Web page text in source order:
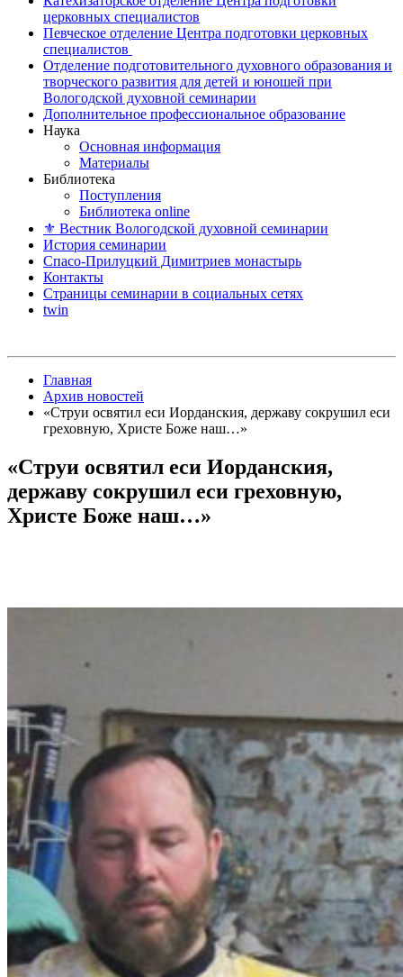
церковных специалистов
Певческое отделение Центра подготовки церковных
специалистов
Отделение подготовительного духовного образования и
творческого развития для детей и юношей при
Вологодской духовной семинарии
Дополнительное профессиональное образование
Наука
Основная информация
Материалы
Библиотека
Поступления
Библиотека online
⚜ Вестник Вологодской духовной семинарии
История семинарии
Спасо-Прилуцкий Димитриев монастырь
Контакты
Страницы семинарии в социальных сетях
twin
Главная
Архив новостей
«Струи освятил еси Иорданския, державу сокрушил еси
греховную, Христе Боже наш…»
«Струи освятил еси Иорданския,
державу сокрушил еси греховную,
Христе Боже наш…»